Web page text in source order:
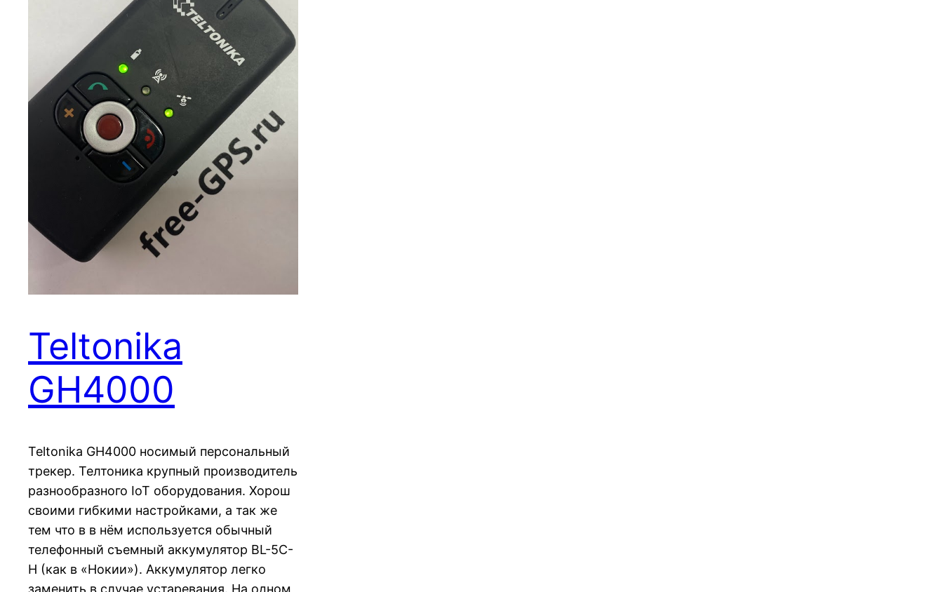
Teltonika
GH4000
Teltonika GH4000 носимый персональный
трекер. Телтоника крупный производитель
разнообразного IoT оборудования. Хорош
своими гибкими настройками, а так же
тем что в в нём используется обычный
телефонный съемный аккумулятор BL-5C-
H (как в «Нокии»). Аккумулятор легко
заменить в случае устаревания. На одном